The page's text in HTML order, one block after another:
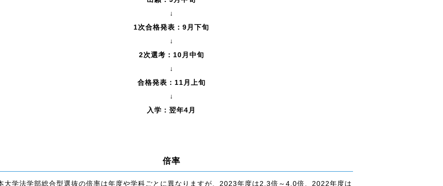
↓
1次合格発表：9月下旬
↓
2次選考：10月中旬
↓
合格発表：11月上旬
↓
入学：翌年4月
倍率
大学法学部総合型選抜の倍率は年度や学科ごとに異なりますが、2023年度は2.3倍～4.0倍、2022年度は